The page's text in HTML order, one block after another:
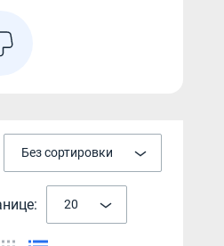
Без сортировки
20